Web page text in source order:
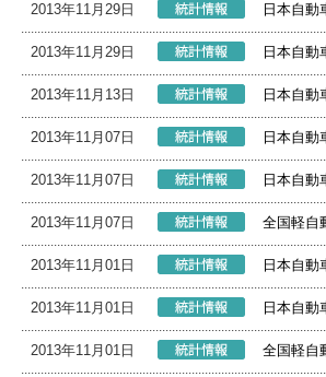
2013年11月29日 日本自動
2013年11月29日 日本自動
2013年11月13日 日本自動
2013年11月07日 日本自動
2013年11月07日 日本自動
2013年11月07日 全国軽自
2013年11月01日 日本自動
2013年11月01日 日本自動
2013年11月01日 全国軽自